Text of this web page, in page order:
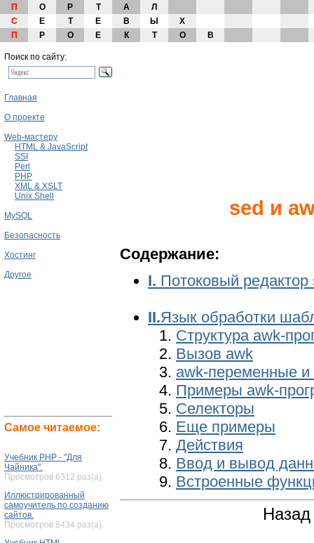
П О Р Т А
Л
С
Е Т Е В Ы
Х
П
Р О Е К Т О В
Поиск по сайту:
Главная
О проекте
Web-мастеру
HTML & JavaScript
SSI
Perl
PHP
XML & XSLT
Unix Shell
MySQL
Безопасность
Хостинг
Другое
Самое читаемое:
Учебник PHP - "Для
Чайника".
Просмотров 6312 раз(а).
Иллюстрированный
самоучитель по созданию
сайтов.
Просмотров 8434 раз(а).
sed и
Содержание:
I. Потоковый редактор
II.Язык обработки
Структура awk-
Вызов awk
awk-переменные
Примеры awk-
Селекторы
Еще примеры
Действия
Ввод и вывод
Встроенные